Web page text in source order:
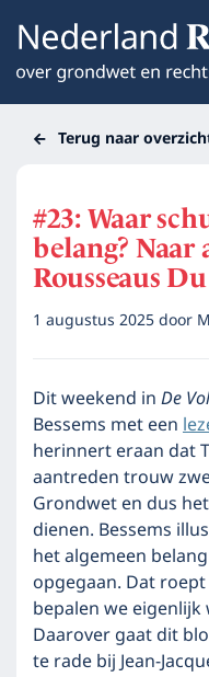
Terug naar
#23: Waar
belang? Naar
Rousseaus
1 augustus 2025door
Dit weekend inDe
Bessems met een
herinnert eraan dat
aantreden trouw
Grondwet en dus
dienen. Bessems
het algemeen
opgegaan. Dat
bepalen we
Daarover gaat dit
te rade bij Jean-